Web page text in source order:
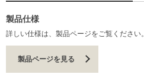
製品仕様
詳しい仕様は、製品ページをご覧ください。
製品ページを見る